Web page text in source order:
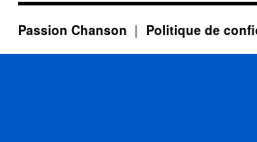
Passion Chanson Politique de